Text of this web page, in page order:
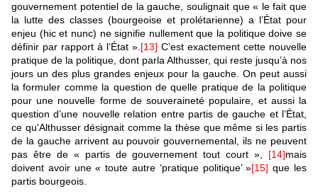
gouvernement potentiel de la gauche, soulignait que « le fait que
la lutte des classes (bourgeoise et prolétarienne) a l’État pour
enjeu (hic et nunc) ne signifie nullement que la politique doive se
définir par rapport à l’État ». [13] C’est exactement cette nouvelle
pratique de la politique, dont parla Althusser, qui reste jusqu’à nos
jours un des plus grandes enjeux pour la gauche. On peut aussi
la formuler comme la question de quelle pratique de la politique
pour une nouvelle forme de souveraineté populaire, et aussi la
question d’une nouvelle relation entre partis de gauche et l’État,
ce qu'Althusser désignait comme la thèse que même si les partis
de la gauche arrivent au pouvoir gouvernemental, ils ne peuvent
pas être de « partis de gouvernement tout court », [14]mais
doivent avoir une « toute autre ‘pratique politique’ »[15] que les
partis bourgeois.